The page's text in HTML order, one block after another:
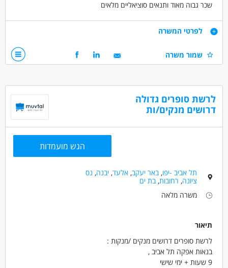
שכר גבוה מאוד ותנאים סוציאליים מלאים
דרישות
מחסנים ולוגיסטיקה - מחסנאות ואחסון
מחסנים ולוגיסטיקה - מלקטים
כללי /ללא הכשרה - עובד/ת כללי
עבודת משמרות
לפרטי המשרה
שמור משרה
לרשת סופרים גדולה
דרושים מנקים/ות
הגש מועמדות
תל אביב -יפו,באר יעקב,אלעד,יבנה, נס
ציונה, רחובות,בת ים
משרה מלאה
תיאור
לרשת סופרים דרושים מנקים /מנקות :
בנאות אפקה תל אביב ,
9 שעות + ימי שישי